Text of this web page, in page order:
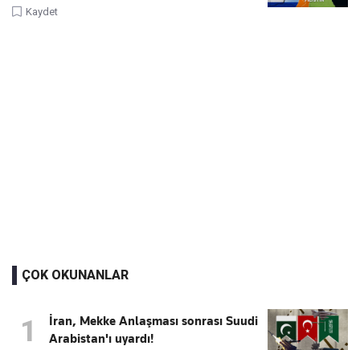
Kaydet
ÇOK OKUNANLAR
1
İran, Mekke Anlaşması sonrası Suudi
Arabistan'ı uyardı!